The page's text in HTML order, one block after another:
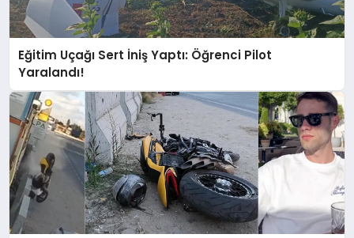
Eğitim Uçağı Sert İniş Yaptı: Öğrenci Pilot
Yaralandı!